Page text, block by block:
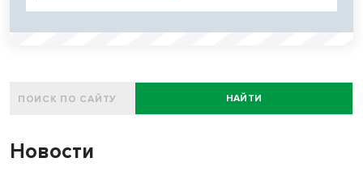
НАЙТИ
Новости